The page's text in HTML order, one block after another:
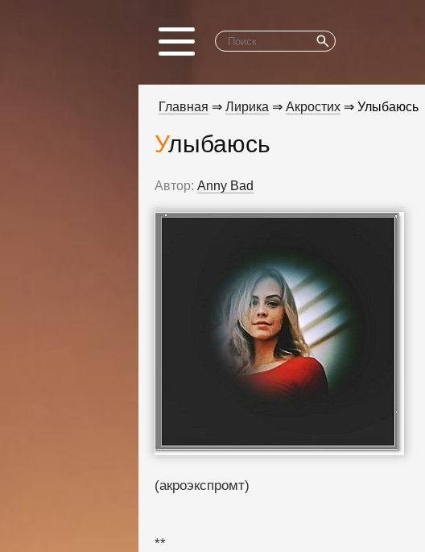
Главная ⇒ Лирика ⇒ Акростих ⇒ Улыбаюсь
Улыбаюсь
Автор: Anny Bad
(акроэкспромт)
**